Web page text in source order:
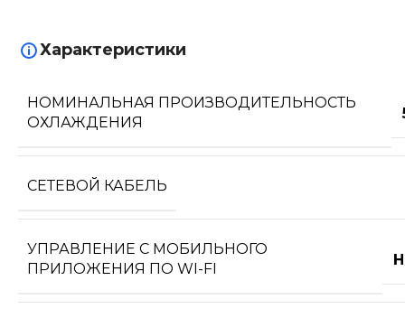
Характеристики
НОМИНАЛЬНАЯ ПРОИЗВОДИТЕЛЬНОСТЬ
ОХЛАЖДЕНИЯ
СЕТЕВОЙ КАБЕЛЬ
УПРАВЛЕНИЕ C МОБИЛЬНОГО
ПРИЛОЖЕНИЯ ПО WI-FI